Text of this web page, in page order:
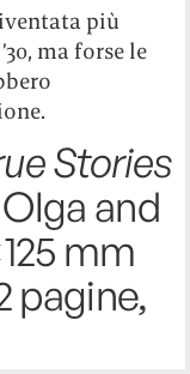
più
ma forse le
Stories
and
mm
pagine,